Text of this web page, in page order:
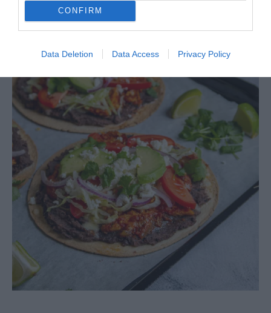
CONFIRM
Data Deletion Data Access Privacy Policy